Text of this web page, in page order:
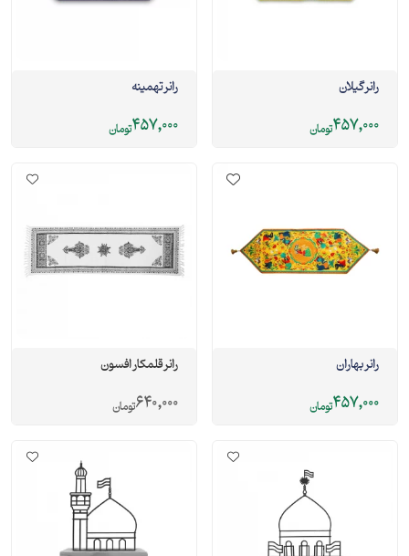
رانر گیلان
457,000تومان
رانر تهمینه
457,000تومان
رانر بهاران
457,000تومان
رانر قلمکار افسون
640,000تومان